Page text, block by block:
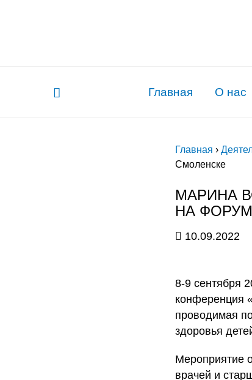
Главная О нас
Главная ›
Смоленске
МАРИНА
НА
10.09.2022
8-9 сентября
конференция
проводимая
здоровья
Мероприятие
врачей и